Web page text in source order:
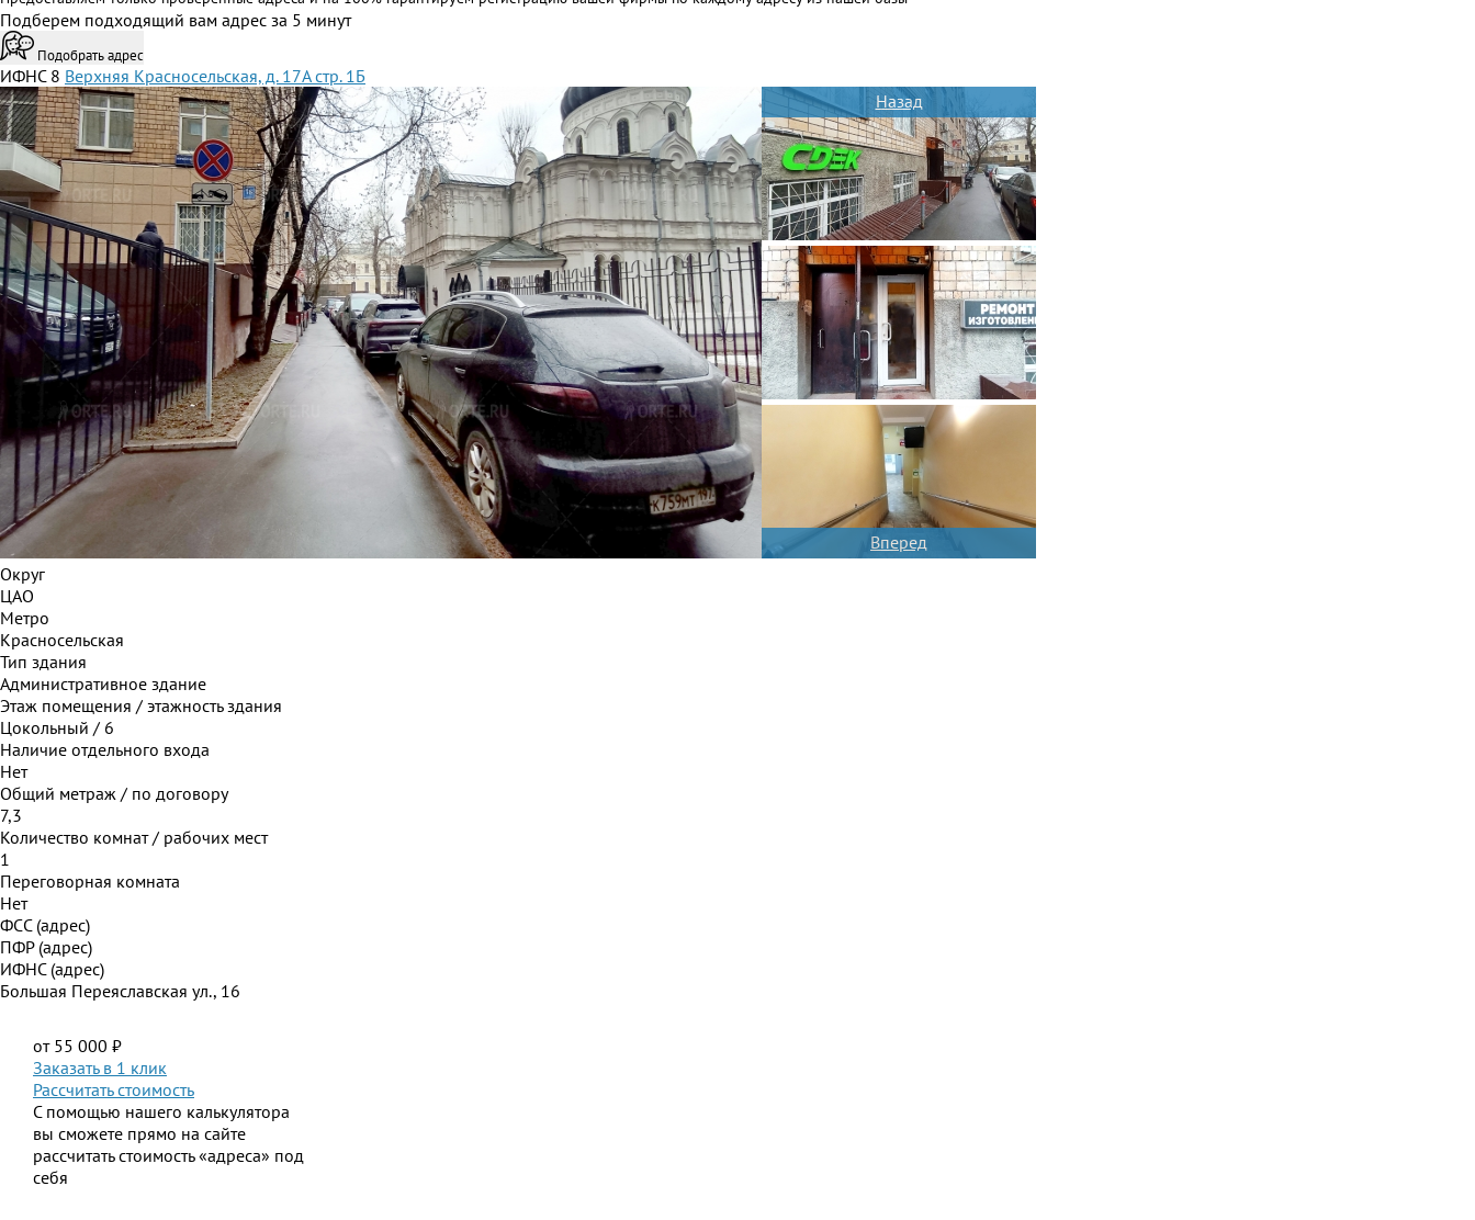
Подберем подходящий вам адрес за 5 минут
Подобрать адрес
ИФНС 8 Верхняя Красносельская, д. 17А стр. 1Б
Вперед
Назад
Округ
ЦАО
Метро
Красносельская
Тип здания
Административное здание
Этаж помещения / этажность здания
Цокольный / 6
Наличие отдельного входа
Нет
Общий метраж / по договору
7,3
Количество комнат / рабочих мест
1
Переговорная комната
Нет
ФСС (адрес)
ПФР (адрес)
ИФНС (адрес)
Большая Переяславская ул., 16
от 55 000 ₽
Заказать в 1 клик
Рассчитать стоимость
С помощью нашего калькулятора
вы сможете прямо на сайте
рассчитать стоимость «адреса» под
себя